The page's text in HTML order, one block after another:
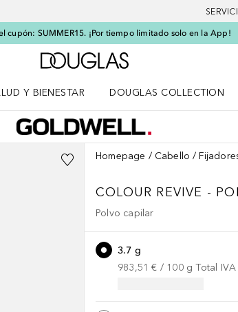
cupón: SUMMER15. ¡Por tiempo limitado solo en la App!
A Douglas Home
Y BIENESTAR
DOUGLAS COLLECTION
Homepage Cabello
COLOUR REVIVE -
Polvo capilar
3.7 g
983,51 € / 100 g Total IVA